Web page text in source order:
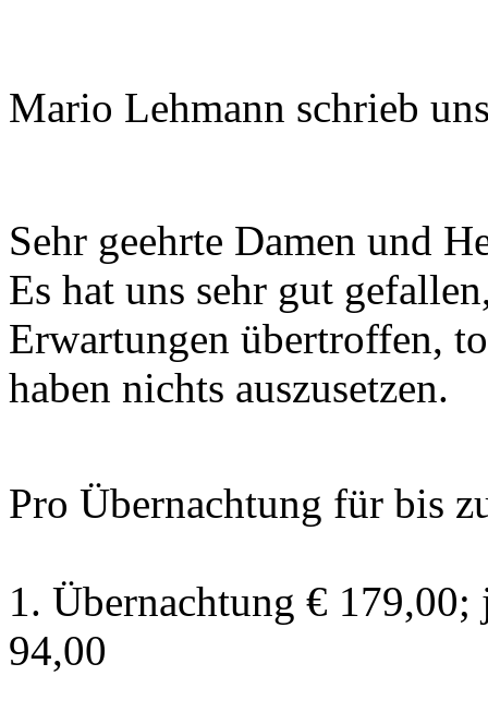
Mario Lehmann schrieb
Sehr geehrte Damen und
Es hat uns sehr gut
Erwartungen übertroffen,
haben nichts auszusetzen.
Pro Übernachtung für bis
1. Übernachtung €
94,00